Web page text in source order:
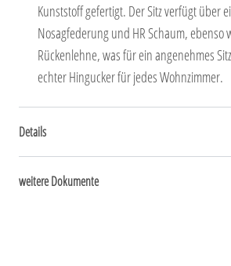
Kunststoff gefertigt. Der Sitz verfügt über
Nosagfederung und HR Schaum, ebenso
Rückenlehne, was für ein angenehmes
echter Hingucker für jedes Wohnzimmer.
Details
weitere Dokumente